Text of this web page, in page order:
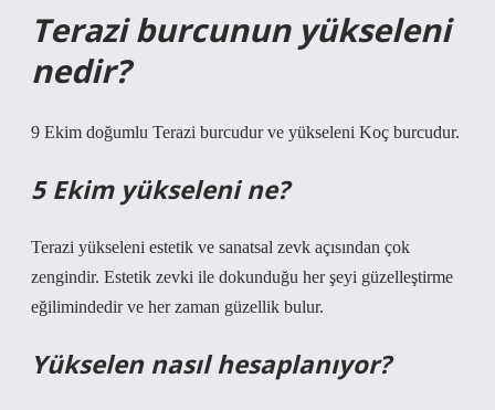
Terazi burcunun yükseleni
nedir?
9 Ekim doğumlu Terazi burcudur ve yükseleni Koç burcudur.
5 Ekim yükseleni ne?
Terazi yükseleni estetik ve sanatsal zevk açısından çok
zengindir. Estetik zevki ile dokunduğu her şeyi güzelleştirme
eğilimindedir ve her zaman güzellik bulur.
Yükselen nasıl hesaplanıyor?